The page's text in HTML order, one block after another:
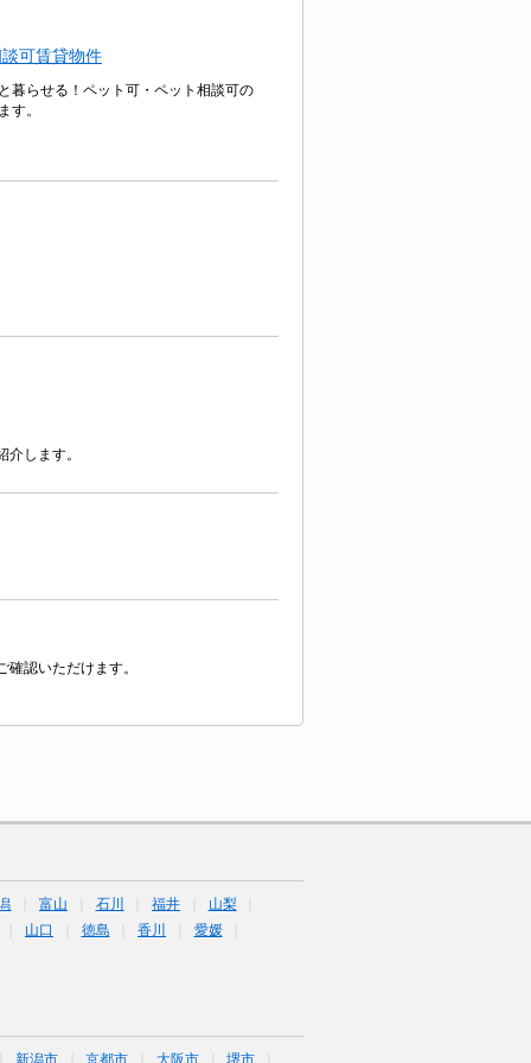
可賃貸物件
暮らせる！ペット可・ペット相談可の
す。
します。
認いただけます。
富山 石川 福井
山梨
山口 徳島 香川
愛媛
新潟市 京都市 大阪市 堺市